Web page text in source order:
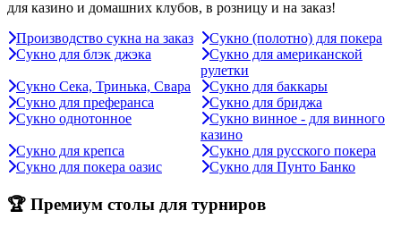
для казино и домашних клубов, в розницу и на заказ!
Производство сукна на заказ
Сукно (полотно) для покера
Сукно для блэк джэка
Сукно для американской
рулетки
Сукно Сека, Тринька, Свара
Сукно для баккары
Сукно для преферанса
Сукно для бриджа
Сукно однотонное
Сукно винное - для винного
казино
Сукно для крепса
Сукно для русского покера
Сукно для покера оазис
Сукно для Пунто Банко
🏆 Премиум столы для турниров